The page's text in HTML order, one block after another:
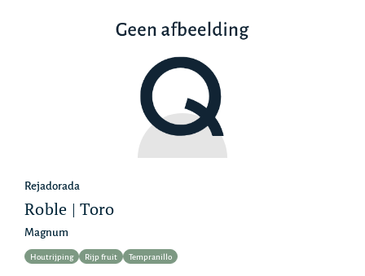
Rejadorada
Roble | Toro
Magnum
Houtrijping Rijp fruit Tempranillo